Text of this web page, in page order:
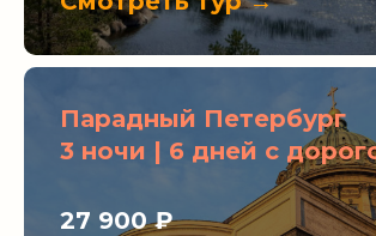
Парадный Петербург
3 ночи | 6 дней с
27 900 ₽